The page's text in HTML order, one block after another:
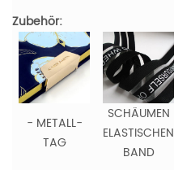
Zubehör:
- METALL-
TAG
SCHÄUMEN
ELASTISCHEN
BAND